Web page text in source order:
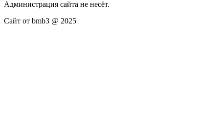
Администрация сайта не несёт.
Сайт от bmb3 @ 2025